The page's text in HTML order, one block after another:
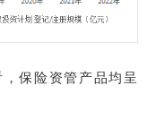
保险资管产品均呈